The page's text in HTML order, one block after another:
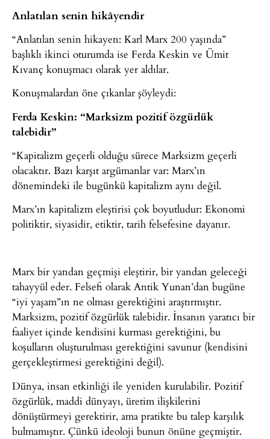
Anlatılan senin hikâyendir
“Anlatılan senin hikayen: Karl Marx 200 yaşında”
başlıklı ikinci oturumda ise Ferda Keskin ve Ümit
Kıvanç konuşmacı olarak yer aldılar.
Konuşmalardan öne çıkanlar şöyleydi:
Ferda Keskin: “Marksizm pozitif özgürlük
talebidir”
“Kapitalizm geçerli olduğu sürece Marksizm geçerli
olacaktır. Bazı karşıt argümanlar var: Marx’ın
dönemindeki ile bugünkü kapitalizm aynı değil.
Marx’ın kapitalizm eleştirisi çok boyutludur: Ekonomi
politiktir, siyasidir, etiktir, tarih felsefesine dayanır.
Marx bir yandan geçmişi eleştirir, bir yandan geleceği
tahayyül eder. Felsefi olarak Antik Yunan’dan bugüne
“iyi yaşam”ın ne olması gerektiğini araştırmıştır.
Marksizm, pozitif özgürlük talebidir. İnsanın yaratıcı bir
faaliyet içinde kendisini kurması gerektiğini, bu
koşulların oluşturulması gerektiğini savunur (kendisini
gerçekleştirmesi gerektiğini değil).
Dünya, insan etkinliği ile yeniden kurulabilir. Pozitif
özgürlük, maddi dünyayı, üretim ilişkilerini
dönüştürmeyi gerektirir, ama pratikte bu talep karşılık
bulmamıştır. Çünkü ideoloji bunun önüne geçmiştir.